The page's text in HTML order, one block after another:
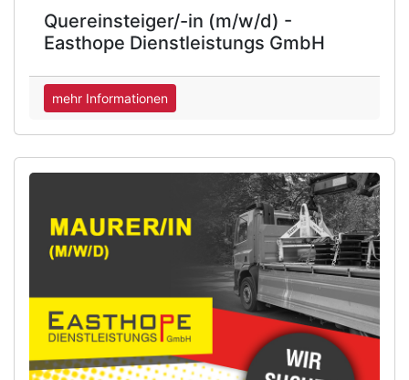
Quereinsteiger/-in (m/w/d) -
Easthope Dienstleistungs GmbH
mehr Informationen